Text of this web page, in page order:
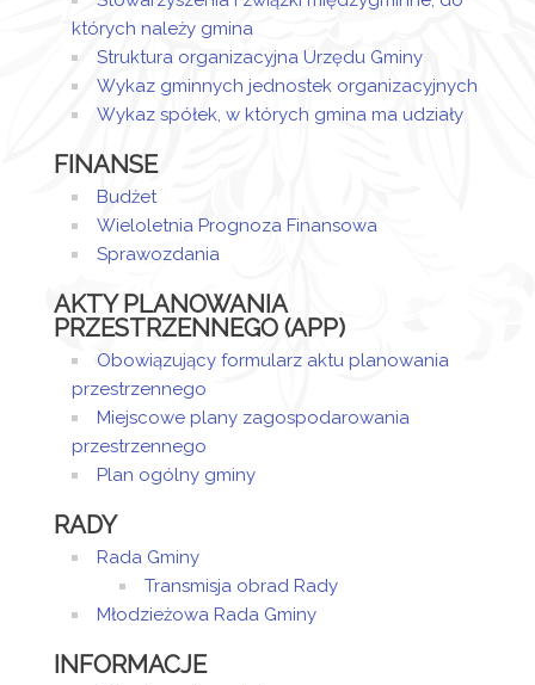
Dodane
załączniki
Infromacja
których należy gmina
Struktura organizacyjna Urzędu Gminy
Wykaz gminnych jednostek organizacyjnych
Wykaz spółek, w których gmina ma udziały
FINANSE
Budżet
Wieloletnia Prognoza Finansowa
Sprawozdania
AKTY PLANOWANIA
PRZESTRZENNEGO (APP)
Obowiązujący formularz aktu planowania
przestrzennego
Miejscowe plany zagospodarowania
przestrzennego
Plan ogólny gminy
RADY
Rada Gminy
Transmisja obrad Rady
Młodzieżowa Rada Gminy
INFORMACJE